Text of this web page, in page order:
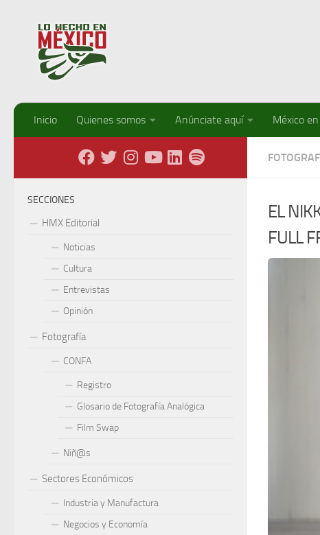
Inicio Quienes somos Anúnciate aquí México
EL
FULL
SECCIONES
HMX Editorial
Noticias
Cultura
Entrevistas
Opinión
Fotografía
CONFA
Registro
Glosario de Fotografía Analógica
Film Swap
Niñ@s
Sectores Económicos
Industria y Manufactura
Negocios y Economía